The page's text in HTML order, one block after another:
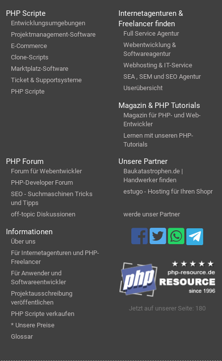
PHP Scripte
Entwicklungsumgebungen
Projektmanagement-Software
E-Commerce
Clone-Scripts
Marktplatz-Software
Ticket & Supportsysteme
PHP Scripte
Internetagenturen &
Freelancer finden
Full Service Agentur
Webentwicklung &
Softwareagentur
Webhosting & IT-Service
SEA , SEM und SEO Agentur
Userübersicht
Magazin & PHP Tutorials
Magazin für PHP- und Web-
Entwickler
Lernen mit unseren PHP-
Tutorials
PHP Forum
Forum für Webentwickler
PHP-Developer Forum
SEO - Suchmaschinen Tricks
und Tipps
off-topic Diskussionen
Unsere Partner
Baukatastrophen.de |
Handwerker finden
estugo - Hosting für Ihren Shopr
werde unser Partner
Informationen
Über uns
Für Internetagenturen und PHP-
Freelancer
Für Anwender und
Softwareentwickler
Projektausschreibung
veröffentlichen
PHP Scripte verkaufen
* Unsere Preise
Glossar
Jetzt auf unserer Seite: 180